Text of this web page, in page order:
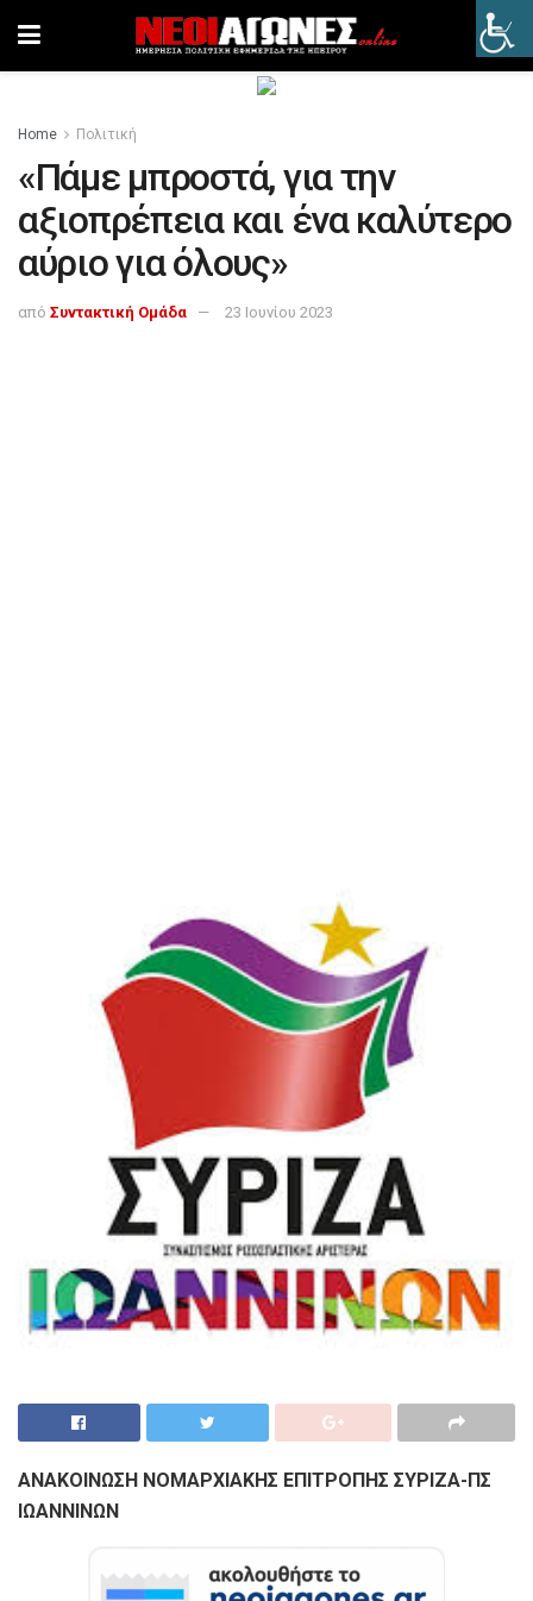
Home Πολιτική
«Πάμε μπροστά, για την
αξιοπρέπεια και ένα καλύτερο
αύριο για όλους»
από Συντακτική Ομάδα 23 Ιουνίου 2023
ΑΝΑΚΟΙΝΩΣΗ ΝΟΜΑΡΧΙΑΚΗΣ ΕΠΙΤΡΟΠΗΣ ΣΥΡΙΖΑ-ΠΣ
ΙΩΑΝΝΙΝΩΝ